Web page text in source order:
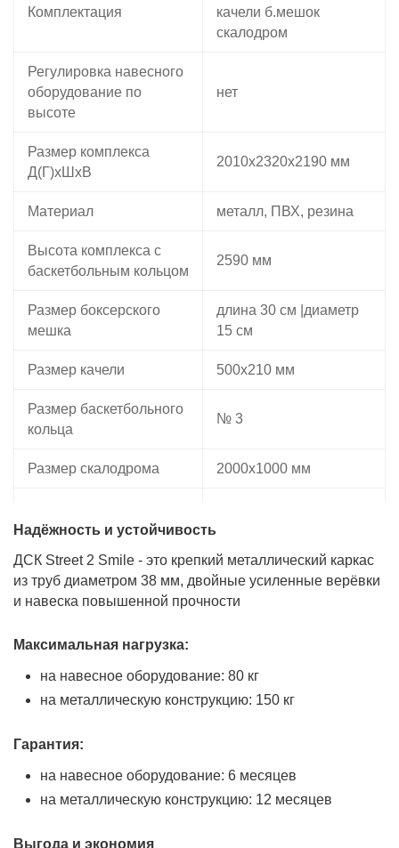
Комплектация
качели б.мешок
скалодром
Регулировка навесного
оборудование по
высоте
нет
Размер комплекса
Д(Г)хШхВ
2010х2320х2190 мм
Материал металл, ПВХ, резина
Высота комплекса с
баскетбольным кольцом
2590 мм
Размер боксерского
мешка
длина 30 см |диаметр
15 см
Размер качели 500х210 мм
Размер баскетбольного
кольца
№ 3
Размер скалодрома 2000х1000 мм
Размер колец
гимнастических
160х150 мм
Регулировка турника по
Толщина металла стоек 2 мм
Надёжность и устойчивость
ДСК Street 2 Smile - это крепкий металлический каркас
из труб диаметром 38 мм, двойные усиленные верёвки
и навеска повышенной прочности
Максимальная нагрузка:
на навесное оборудование: 80 кг
на металлическую конструкцию: 150 кг
Гарантия:
на навесное оборудование: 6 месяцев
на металлическую конструкцию: 12 месяцев
Выгода и экономия